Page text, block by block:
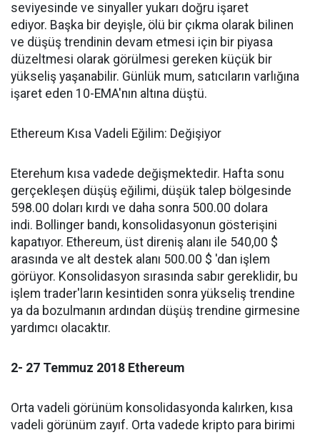
seviyesinde ve sinyaller yukarı doğru işaret
ediyor. Başka bir deyişle, ölü bir çıkma olarak bilinen
ve düşüş trendinin devam etmesi için bir piyasa
düzeltmesi olarak görülmesi gereken küçük bir
yükseliş yaşanabilir. Günlük mum, satıcıların varlığına
işaret eden 10-EMA'nın altına düştü.
Ethereum Kısa Vadeli Eğilim: Değişiyor
Eterehum kısa vadede değişmektedir. Hafta sonu
gerçekleşen düşüş eğilimi, düşük talep bölgesinde
598.00 doları kırdı ve daha sonra 500.00 dolara
indi. Bollinger bandı, konsolidasyonun gösterişini
kapatıyor. Ethereum, üst direniş alanı ile 540,00 $
arasında ve alt destek alanı 500.00 $ 'dan işlem
görüyor. Konsolidasyon sırasında sabır gereklidir, bu
işlem trader'ların kesintiden sonra yükseliş trendine
ya da bozulmanın ardından düşüş trendine girmesine
yardımcı olacaktır.
2- 27 Temmuz 2018 Ethereum
Orta vadeli görünüm konsolidasyonda kalırken, kısa
vadeli görünüm zayıf. Orta vadede kripto para birimi